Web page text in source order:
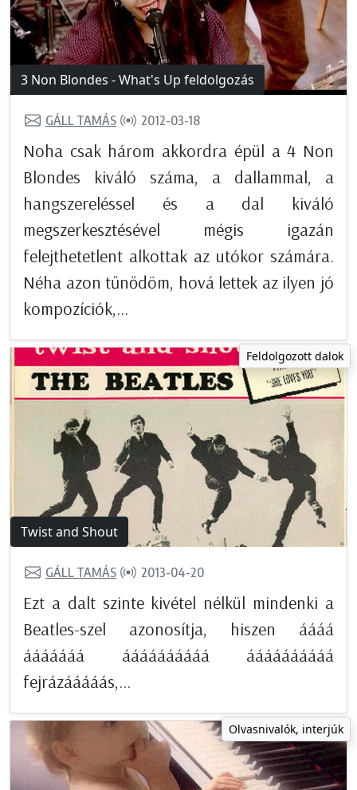
3 Non Blondes - What's Up feldolgozás
GÁLL TAMÁS 2012-03-18
Noha csak három akkordra épül a 4 Non
Blondes kiváló száma, a dallammal, a
hangszereléssel és a dal kiváló
megszerkesztésével mégis igazán
felejthetetlent alkottak az utókor számára.
Néha azon tűnődöm, hová lettek az ilyen jó
kompozíciók,...
Feldolgozott dalok
Twist and Shout
GÁLL TAMÁS 2013-04-20
Ezt a dalt szinte kivétel nélkül mindenki a
Beatles-szel azonosítja, hiszen áááá
ááááááá áááááááááá áááááááááá
fejrázááááás,...
Olvasnivalók, interjúk